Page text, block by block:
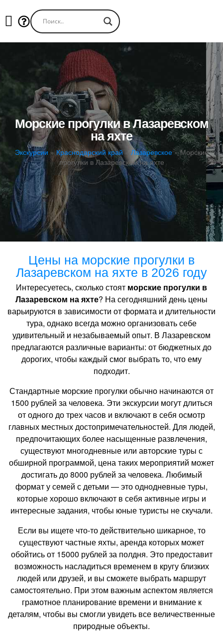
Морские прогулки в Лазаревском
на яхте
Экскурсии »Краснодарский край» Лазаревское»Морские
прогулки в Лазаревском на яхте
Цены на морские прогулки в
Лазаревском на яхте в 2026 году
Интересуетесь, сколько стоят морские прогулки в
Лазаревском на яхте? На сегодняшний день цены
варьируются в зависимости от формата и длительности
тура, однако всегда можно организовать себе
удивительный и незабываемый опыт. В Лазаревском
предлагаются различные варианты: от бюджетных до
дорогих, чтобы каждый смог выбрать то, что ему
подходит.
Стандартные морские прогулки обычно начинаются от
1500 рублей за человека. Эти экскурсии могут длиться
от одного до трех часов и включают в себя осмотр
главных местных достопримечательностей. Для людей,
предпочитающих более насыщенные развлечения,
существуют многодневные или авторские туры с
обширной программой, цена таких мероприятий может
достигать до 8000 рублей за человека. Любимый
формат у семей с детьми — это однодневные туры,
которые хорошо включают в себя активные игры и
интересные задания, чтобы юные туристы не скучали.
Если вы ищете что-то действительно шикарное, то
существуют частные яхты, аренда которых может
обойтись от 15000 рублей за полдня. Это предоставит
возможность насладиться временем в кругу близких
людей или друзей, и вы сможете выбрать маршрут
самостоятельно. При этом важным аспектом является
грамотное планирование времени и внимание к
деталям, чтобы вы смогли увидеть все величественные
природные объекты.